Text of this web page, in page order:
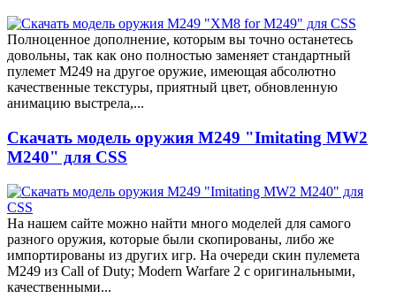
Полноценное дополнение, которым вы точно останетесь
довольны, так как оно полностью заменяет стандартный
пулемет M249 на другое оружие, имеющая абсолютно
качественные текстуры, приятный цвет, обновленную
анимацию выстрела,...
Скачать модель оружия M249 "Imitating MW2
M240" для CSS
На нашем сайте можно найти много моделей для самого
разного оружия, которые были скопированы, либо же
импортированы из других игр. На очереди скин пулемета
M249 из Call of Duty; Modern Warfare 2 с оригинальными,
качественными...